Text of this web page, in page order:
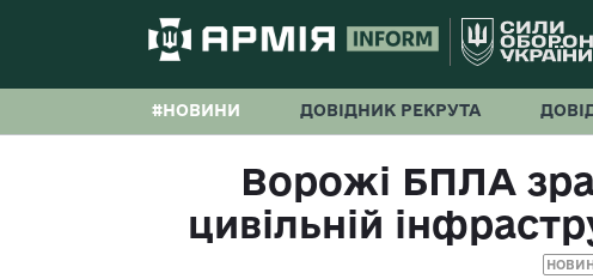
#НОВИНИ ДОВІДНИК РЕКРУТА
Ворожі БПЛА
цивільній